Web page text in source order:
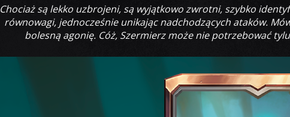
Chociaż są lekko uzbrojeni, są wyjątkowo zwrotni, szybko
równowagi, jednocześnie unikając nadchodzących ataków.
bolesną agonię. Cóż, Szermierz może nie potrzebować